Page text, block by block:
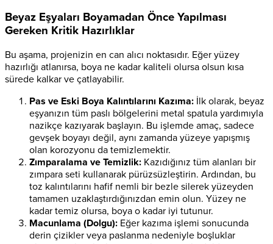
Beyaz Eşyaları Boyamadan Önce Yapılması
Gereken Kritik Hazırlıklar
Bu aşama, projenizin en can alıcı noktasıdır. Eğer yüzey
hazırlığı atlanırsa, boya ne kadar kaliteli olursa olsun kısa
sürede kalkar ve çatlayabilir.
Pas ve Eski Boya Kalıntılarını Kazıma: İlk olarak, beyaz
eşyanızın tüm paslı bölgelerini metal spatula yardımıyla
nazikçe kazıyarak başlayın. Bu işlemde amaç, sadece
gevşek boyayı değil, aynı zamanda yüzeye yapışmış
olan korozyonu da temizlemektir.
Zımparalama ve Temizlik: Kazıdığınız tüm alanları bir
zımpara seti kullanarak pürüzsüzleştirin. Ardından, bu
toz kalıntılarını hafif nemli bir bezle silerek yüzeyden
tamamen uzaklaştırdığınızdan emin olun. Yüzey ne
kadar temiz olursa, boya o kadar iyi tutunur.
Macunlama (Dolgu): Eğer kazıma işlemi sonucunda
derin çizikler veya paslanma nedeniyle boşluklar